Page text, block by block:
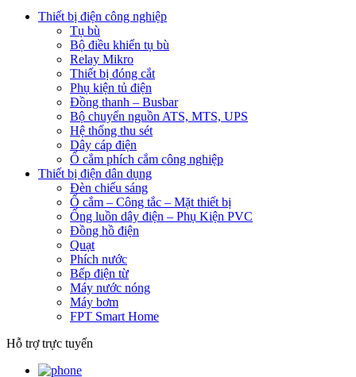
Thiết bị điện công nghiệp
Tụ bù
Bộ điều khiển tụ bù
Relay Mikro
Thiết bị đóng cắt
Phụ kiện tủ điện
Đồng thanh – Busbar
Bộ chuyển nguồn ATS, MTS, UPS
Hệ thống thu sét
Dây cáp điện
Ổ cắm phích cắm công nghiệp
Thiết bị điện dân dụng
Đèn chiếu sáng
Ổ cắm – Công tắc – Mặt thiết bị
Ống luồn dây điện – Phụ Kiện PVC
Đồng hồ điện
Quạt
Phích nước
Bếp điện từ
Máy nước nóng
Máy bơm
FPT Smart Home
Hỗ trợ trực tuyến